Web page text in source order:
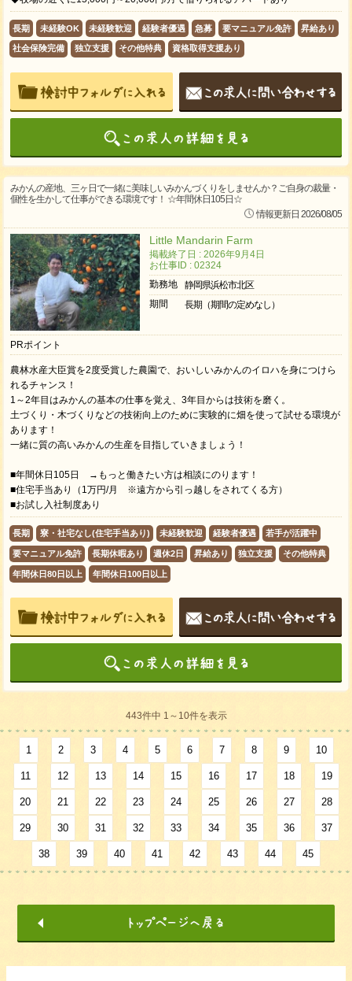
長期 未経験OK 未経験歓迎 経験者優遇 急募 要マニュアル免許 昇給あり
社会保険完備 独立支援 その他特典 資格取得支援あり
みかんの産地、三ヶ日で一緒に美味しいみかんづくりをしませんか？ご自身の裁量・
個性を生かして仕事ができる環境です！ ☆年間休日105日☆
情報更新日 2026/08/05
Little Mandarin Farm
掲載終了日 : 2026年9月4日
お仕事ID : 02324
勤務地
静岡県浜松市北区
期間
長期（期間の定めなし）
PRポイント
農林水産大臣賞を2度受賞した農園で、おいしいみかんのイロハを身につけら
れるチャンス！
1～2年目はみかんの基本の仕事を覚え、3年目からは技術を磨く。
土づくり・木づくりなどの技術向上のために実験的に畑を使って試せる環境が
あります！
一緒に質の高いみかんの生産を目指していきましょう！
■年間休日105日 →もっと働きたい方は相談にのります！
■住宅手当あり（1万円/月 ※遠方から引っ越しをされてくる方）
■お試し入社制度あり
長期 寮・社宅なし(住宅手当あり) 未経験歓迎 経験者優遇 若手が活躍中
要マニュアル免許 長期休暇あり 週休2日 昇給あり 独立支援 その他特典
年間休日80日以上 年間休日100日以上
443件中 1～10件を表示
1 2 3 4 5 6 7 8 9 10
11 12 13 14 15 16 17 18 19
20 21 22 23 24 25 26 27 28
29 30 31 32 33 34 35 36 37
38 39 40 41 42 43 44 45